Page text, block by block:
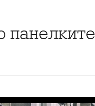
панелките